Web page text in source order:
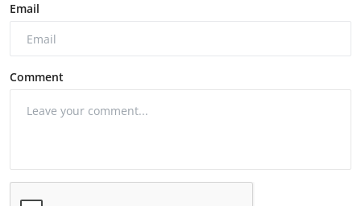
Email
Comment